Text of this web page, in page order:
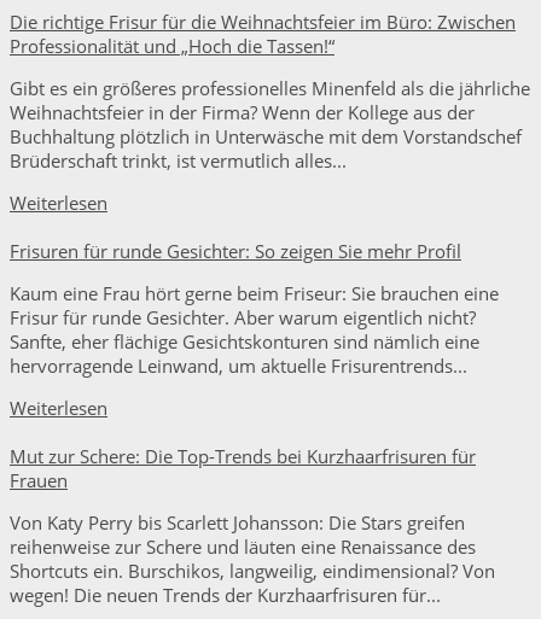
Die richtige Frisur für die Weihnachtsfeier im Büro: Zwischen
Professionalität und „Hoch die Tassen!“
Gibt es ein größeres professionelles Minenfeld als die jährliche
Weihnachtsfeier in der Firma? Wenn der Kollege aus der
Buchhaltung plötzlich in Unterwäsche mit dem Vorstandschef
Brüderschaft trinkt, ist vermutlich alles...
Weiterlesen
Frisuren für runde Gesichter: So zeigen Sie mehr Profil
Kaum eine Frau hört gerne beim Friseur: Sie brauchen eine
Frisur für runde Gesichter. Aber warum eigentlich nicht?
Sanfte, eher flächige Gesichtskonturen sind nämlich eine
hervorragende Leinwand, um aktuelle Frisurentrends...
Weiterlesen
Mut zur Schere: Die Top-Trends bei Kurzhaarfrisuren für
Frauen
Von Katy Perry bis Scarlett Johansson: Die Stars greifen
reihenweise zur Schere und läuten eine Renaissance des
Shortcuts ein. Burschikos, langweilig, eindimensional? Von
wegen! Die neuen Trends der Kurzhaarfrisuren für...